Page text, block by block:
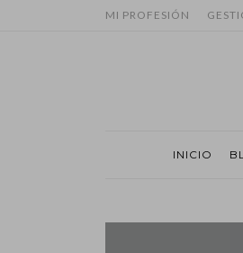
MI PROFESIÓN
INICIO